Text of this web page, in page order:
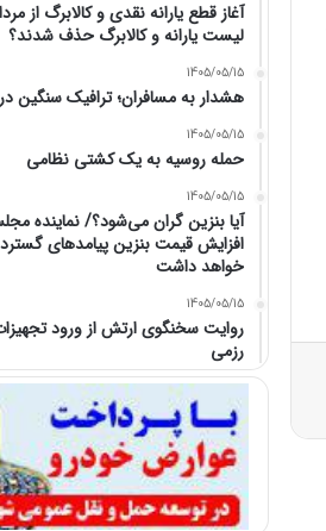
لیست یارانه و کالابرگ حذف شدند؟
1405/05/15
هشدار به مسافران؛ ترافیک سنگین
1405/05/15
حمله روسیه به یک کشتی نظامی
1405/05/15
آیا بنزین گران می‌شود؟/ نماینده
افزایش قیمت بنزین پیامدهای
خواهد داشت
1405/05/15
روایت سخنگوی ارتش از ورود
رزمی